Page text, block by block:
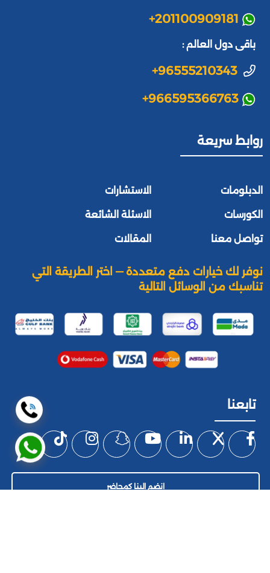
+201100909181
باقى دول العالم :
+96555210343
+966595366763
روابط سريعة
الدبلومات الاستشارات
الكورسات الاسئلة الشائعة
تواصل معنا المقالات
نوفر لك خيارات دفع متعددة — اختر الطريقة التي
تناسبك من الوسائل التالية
تابعنا
إنضم إلينا كمحاضر